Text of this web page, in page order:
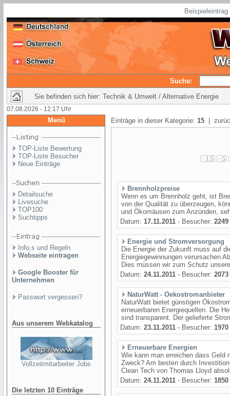
Suche:
Sie befinden sich hier: Technik & Umwelt / Alternative Energie
07.08.2026 - 12:17 Uhr
Menü
TOP-Liste Bewertung
TOP-Liste Besucher
Neue Einträge
Detailsuche
Livesuche
TOP100
Suchtipps
Info,s und Regeln
Webseite eintragen
Google Booster für
Unternehmen
Passwort vergessen?
Aus unserem Webkatalog
Vollzeitmitarbeiter Jobs
Die letzten 10 Einträge
Einträge in dieser Kategorie: 15 |
Brennholzpreise
Wenn es um Brennholz geht, ist
von der Qualität zu überzeugen,
und Ökomäusen zum Anzünden,
Datum: 17.11.2011 - Besucher: 2249
Energie und Stromversorgung
Die Energie der Zukunft muss auf
Energiegewinnungen verursachen
Dies müssen wir zum Schutz
Datum: 24.11.2011 - Besucher: 2073
NaturWatt - Oekostromanbieter
NaturWatt bietet günstigen
erneuerbaren Energiequellen. Die
sind transparent. Der gelieferte
Datum: 23.11.2011 - Besucher: 1970
Erneuerbare Energien
Wie kann man erreichen dass Geld
Zweck? Am besten durch
Clean Tech von Thomas Lloyd
Datum: 24.11.2011 - Besucher: 1850